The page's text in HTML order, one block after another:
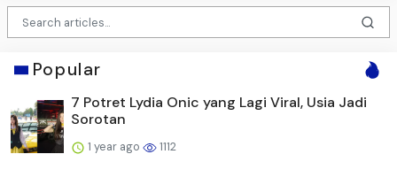
Popular
7 Potret Lydia Onic yang Lagi Viral, Usia Jadi
Sorotan
1 year ago 1112